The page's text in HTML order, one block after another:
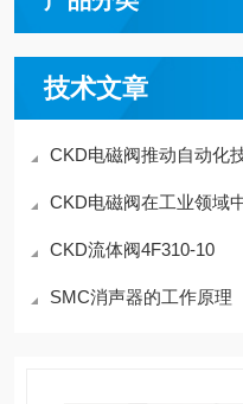
技术文章
CKD电磁阀推动自动化
CKD电磁阀在工业领域
CKD流体阀4F310-10
SMC消声器的工作原理